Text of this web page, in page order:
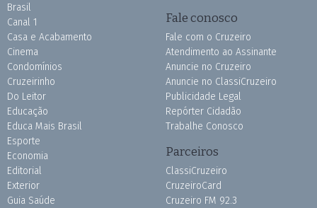
Brasil
Canal 1
Casa e Acabamento
Cinema
Condomínios
Cruzeirinho
Do Leitor
Educação
Educa Mais Brasil
Esporte
Economia
Editorial
Exterior
Guia Saúde
Fale conosco
Fale com o Cruzeiro
Atendimento ao Assinante
Anuncie no Cruzeiro
Anuncie no ClassiCruzeiro
Publicidade Legal
Repórter Cidadão
Trabalhe Conosco
Parceiros
ClassiCruzeiro
CruzeiroCard
Cruzeiro FM 92.3